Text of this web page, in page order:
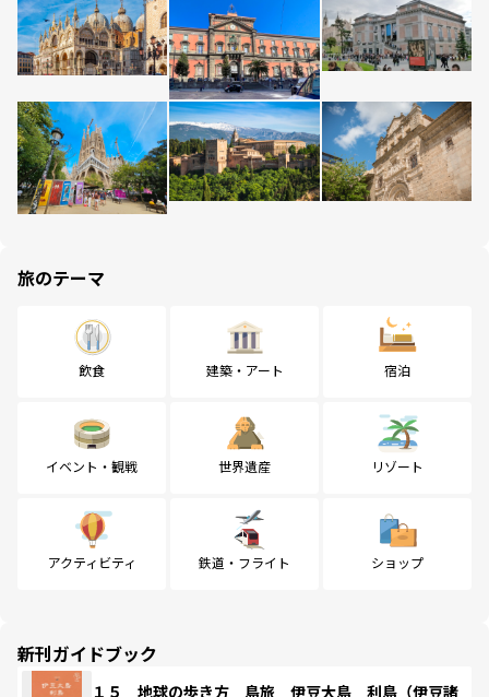
旅のテーマ
飲食 建築・アート 宿泊
イベント・観戦 世界遺産 リゾート
アクティビティ 鉄道・フライト ショップ
新刊ガイドブック
１５ 地球の歩き方 島旅 伊豆大島 利島（伊豆諸